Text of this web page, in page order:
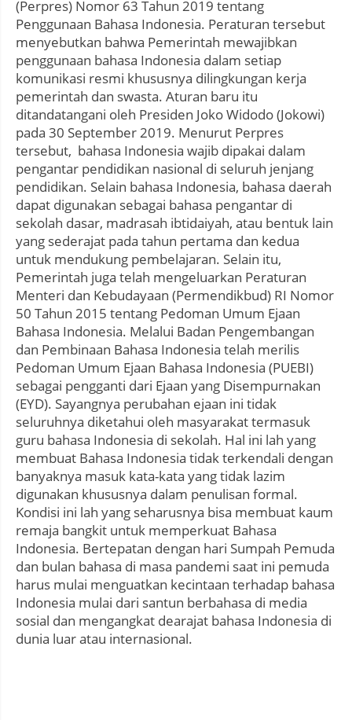
(Perpres) Nomor 63 Tahun 2019 tentang
Penggunaan Bahasa Indonesia. Peraturan tersebut
menyebutkan bahwa Pemerintah mewajibkan
penggunaan bahasa Indonesia dalam setiap
komunikasi resmi khususnya dilingkungan kerja
pemerintah dan swasta. Aturan baru itu
ditandatangani oleh Presiden Joko Widodo (Jokowi)
pada 30 September 2019. Menurut Perpres
tersebut, bahasa Indonesia wajib dipakai dalam
pengantar pendidikan nasional di seluruh jenjang
pendidikan. Selain bahasa Indonesia, bahasa daerah
dapat digunakan sebagai bahasa pengantar di
sekolah dasar, madrasah ibtidaiyah, atau bentuk lain
yang sederajat pada tahun pertama dan kedua
untuk mendukung pembelajaran. Selain itu,
Pemerintah juga telah mengeluarkan Peraturan
Menteri dan Kebudayaan (Permendikbud) RI Nomor
50 Tahun 2015 tentang Pedoman Umum Ejaan
Bahasa Indonesia. Melalui Badan Pengembangan
dan Pembinaan Bahasa Indonesia telah merilis
Pedoman Umum Ejaan Bahasa Indonesia (PUEBI)
sebagai pengganti dari Ejaan yang Disempurnakan
(EYD). Sayangnya perubahan ejaan ini tidak
seluruhnya diketahui oleh masyarakat termasuk
guru bahasa Indonesia di sekolah. Hal ini lah yang
membuat Bahasa Indonesia tidak terkendali dengan
banyaknya masuk kata-kata yang tidak lazim
digunakan khususnya dalam penulisan formal.
Kondisi ini lah yang seharusnya bisa membuat kaum
remaja bangkit untuk memperkuat Bahasa
Indonesia. Bertepatan dengan hari Sumpah Pemuda
dan bulan bahasa di masa pandemi saat ini pemuda
harus mulai menguatkan kecintaan terhadap bahasa
Indonesia mulai dari santun berbahasa di media
sosial dan mengangkat dearajat bahasa Indonesia di
dunia luar atau internasional.